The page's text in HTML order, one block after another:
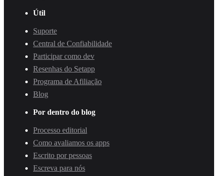
Útil
Suporte
Central de Confiabilidade
Participar como dev
Resenhas do Setapp
Programa de Afiliação
Blog
Por dentro do blog
Processo editorial
Como avaliamos os apps
Escrito por pessoas
Escreva para nós